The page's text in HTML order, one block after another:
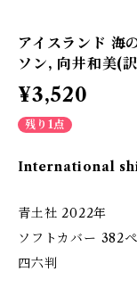
アイスランド 海
ソン, 向井和美(
¥3,520
残り1点
International
青土社 2022年
ソフトカバー 382
四六判